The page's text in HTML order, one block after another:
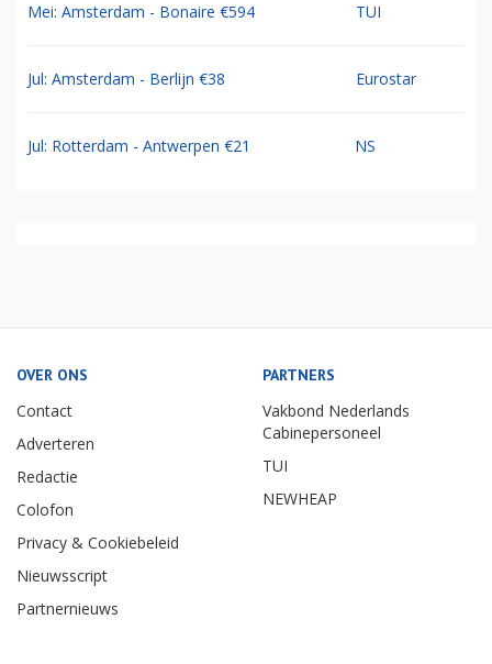
Mei: Amsterdam - Bonaire €594 TUI
Jul: Amsterdam - Berlijn €38 Eurostar
Jul: Rotterdam - Antwerpen €21 NS
OVER ONS
Contact
Adverteren
Redactie
Colofon
Privacy & Cookiebeleid
Nieuwsscript
Partnernieuws
PARTNERS
Vakbond Nederlands
Cabinepersoneel
TUI
NEWHEAP